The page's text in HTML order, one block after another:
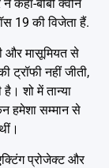
कहा-बीबी क्वीन
19 की विजेता हैं.
और मासूमियत से
ट्रॉफी नहीं जीती,
शो में तान्या
हमेशा सम्मान से
प्रोजेक्ट और